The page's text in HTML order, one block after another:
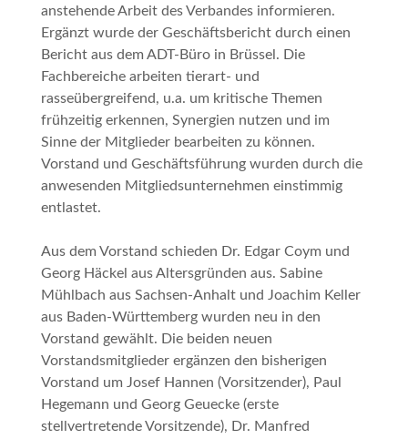
anstehende Arbeit des Verbandes informieren.
Ergänzt wurde der Geschäftsbericht durch einen
Bericht aus dem ADT-Büro in Brüssel. Die
Fachbereiche arbeiten tierart- und
rasseübergreifend, u.a. um kritische Themen
frühzeitig erkennen, Synergien nutzen und im
Sinne der Mitglieder bearbeiten zu können.
Vorstand und Geschäftsführung wurden durch die
anwesenden Mitgliedsunternehmen einstimmig
entlastet.
Aus dem Vorstand schieden Dr. Edgar Coym und
Georg Häckel aus Altersgründen aus. Sabine
Mühlbach aus Sachsen-Anhalt und Joachim Keller
aus Baden-Württemberg wurden neu in den
Vorstand gewählt. Die beiden neuen
Vorstandsmitglieder ergänzen den bisherigen
Vorstand um Josef Hannen (Vorsitzender), Paul
Hegemann und Georg Geuecke (erste
stellvertretende Vorsitzende), Dr. Manfred